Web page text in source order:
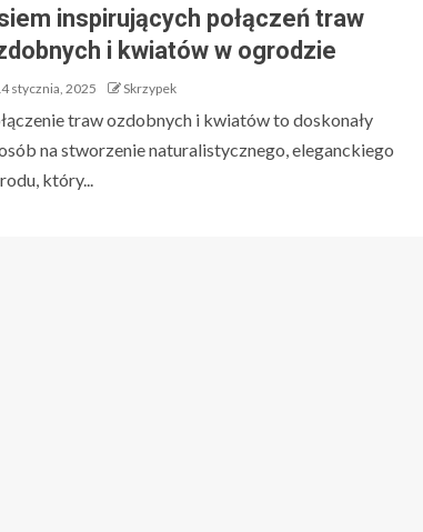
inspirujących połączeń traw
i kwiatów w ogrodzie
stycznia, 2025 Skrzypek
traw ozdobnych i kwiatów to doskonały
na stworzenie naturalistycznego, eleganckiego
który...